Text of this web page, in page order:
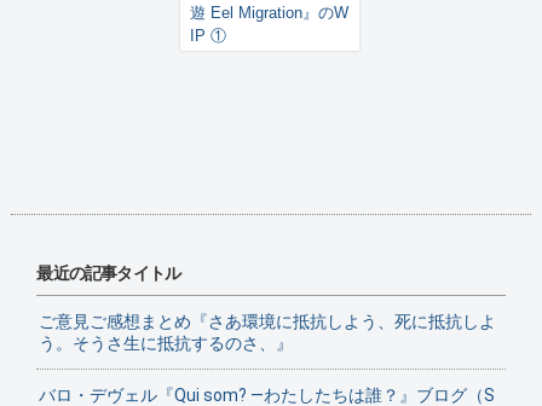
遊 Eel Migration』のW
IP ①
最近の記事タイトル
ご意見ご感想まとめ『さあ環境に抵抗しよう、死に抵抗しよ
う。そうさ生に抵抗するのさ、』
バロ・デヴェル『Qui som? ―わたしたちは誰？』ブログ（S